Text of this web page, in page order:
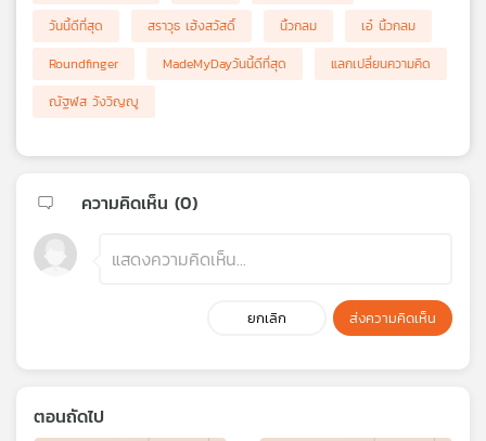
วันนี้ดีที่สุด
สราวุธ เฮ้งสวัสดิ์ นิ้วกลม
เอ๋ นิ้วกลม
Roundfinger
MadeMyDayวันนี้ดีที่สุด
แลกเปลี่ยนความคิด
ณัฐฬส วังวิญญู
ความคิดเห็น (0)
ยกเลิก ส่งความคิดเห็น
ตอนถัดไป